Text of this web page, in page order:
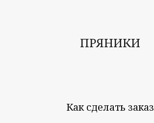
ПРЯНИКИ
Как сделать заказ